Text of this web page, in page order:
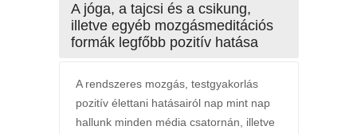
A jóga, a tajcsi és a csikung,
illetve egyéb mozgásmeditációs
formák legfőbb pozitív hatása
A rendszeres mozgás, testgyakorlás
pozitív élettani hatásairól nap mint nap
hallunk minden média csatornán, illetve